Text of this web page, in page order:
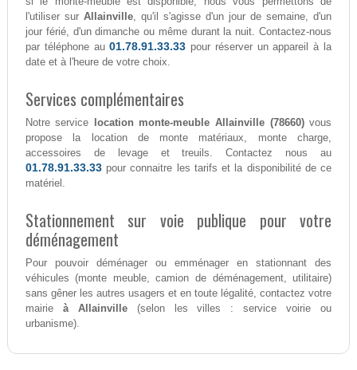
l'utiliser sur Allainville, qu'il s'agisse d'un jour de semaine, d'un
jour férié, d'un dimanche ou même durant la nuit. Contactez-nous
par téléphone au01.78.91.33.33 pour réserver un appareil à la
date et à l'heure de votre choix.
Services complémentaires
Notre service location monte-meuble Allainville (78660)vous
propose la location de monte matériaux, monte charge,
accessoires de levage et treuils. Contactez nous au
01.78.91.33.33 pour connaitre les tarifs et la disponibilité de ce
matériel.
Stationnement sur voie publique pour votre
déménagement
Pour pouvoir déménager ou emménager en stationnant des
véhicules (monte meuble, camion de déménagement, utilitaire)
sans gêner les autres usagers et en toute légalité, contactez votre
mairie à Allainville(selon les villes : service voirie ou
urbanisme).